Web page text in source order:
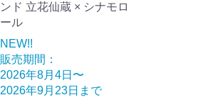
ンド 立花仙蔵 × シナモロ
ール
NEW!!
販売期間：
2026年8月4日〜
2026年9月23日まで